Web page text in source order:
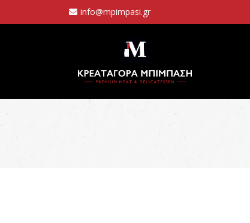
info@mpimpasi.gr